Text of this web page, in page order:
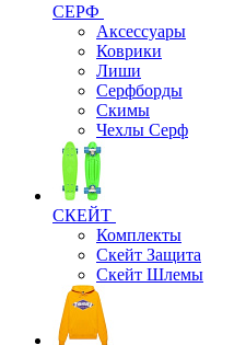
СЕРФ
Аксессуары
Коврики
Лиши
Серфборды
Скимы
Чехлы Cерф
СКЕЙТ
Комплекты
Скейт Защита
Скейт Шлемы